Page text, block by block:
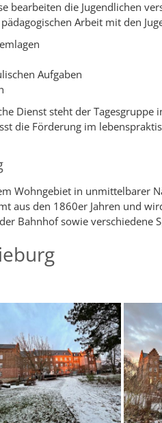
bearbeiten die Jugendlichen
Arbeit mit den
Aufgaben
Dienst steht der Tagesgruppe
die Förderung im
Wohngebiet in unmittelbarer
aus den 1860er Jahren und
Bahnhof sowie verschiedene